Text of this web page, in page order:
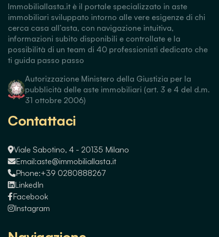
Immobiliallasta.it è il portale specializzato in aste
immobiliari sviluppato intorno alle vere esigenze di chi
cerca casa all’asta, con navigazione intuitiva,
informazioni subito disponibili e controllate e la
possibilità di un team di 40 professionisti dedicato che
ti guida passo passo
Autorizzazione Ministero della Giustizia per la
pubblicità delle aste immobiliari (art. 3 e 4 del d.m.
31 ottobre 2006)
Contattaci
Viale Sabotino, 4 - 20135 Milano
Email:aste@immobiliallasta.it
Phone:+39 0280888267
LinkedIn
Facebook
Instagram